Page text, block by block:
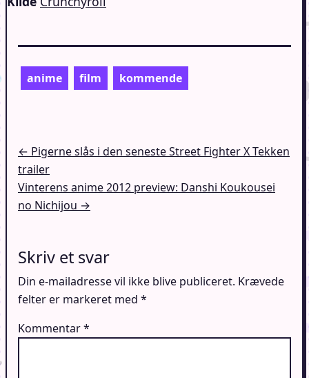
anime film kommende
Indlægsnavigation
← Pigerne slås i den seneste Street Fighter X Tekken
trailer
Vinterens anime 2012 preview: Danshi Koukousei
no Nichijou →
Skriv et svar
Din e-mailadresse vil ikke blive publiceret. Krævede
felter er markeret med *
Kommentar*